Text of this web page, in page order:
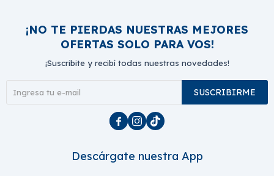
¡NO TE PIERDAS NUESTRAS MEJORES
OFERTAS SOLO PARA VOS!
¡Suscribite y recibí todas nuestras novedades!
SUSCRIBIRME
  
Descárgate nuestra App